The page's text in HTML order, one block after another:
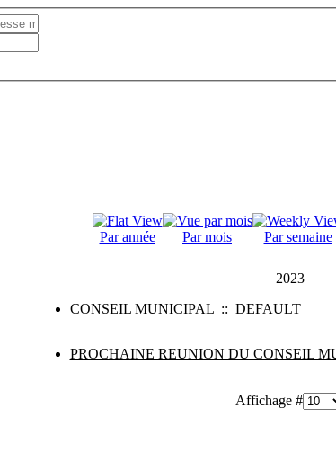
Par année Par mois Par semaine
2023
CONSEIL MUNICIPAL:: DEFAULT
PROCHAINE REUNION DU CONSEIL
Affichage #